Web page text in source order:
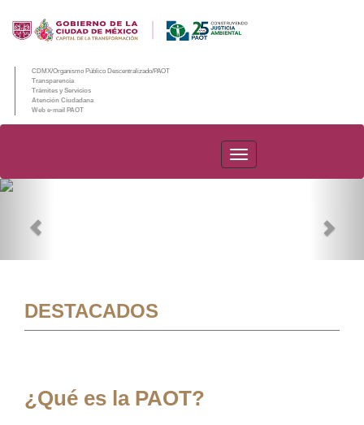
CDMX/Organismo Público Descentralizado/PAOT
Transparencia
Trámites y Servicios
Atención Ciudadana
Web e-mail PAOT
PAOT
DESTACADOS
¿Qué es la PAOT?